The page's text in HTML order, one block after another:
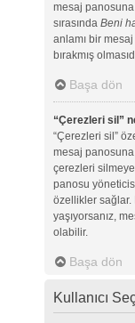
mesaj panosuna
sırasında Beni
anlamı bir
bırakmış
Başa dön
“Çerezleri sil”
“Çerezleri sil”
mesaj
çerezleri
panosu
özellikler sağlar.
yaşıyorsanız,
olabilir.
Başa dön
Kullanıcı